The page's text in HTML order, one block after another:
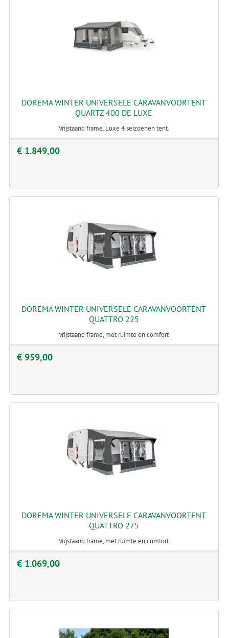
DOREMA WINTER UNIVERSELE CARAVANVOORTENT
QUARTZ 400 DE LUXE
Vrijstaand frame. Luxe 4 seizoenen tent.
€ 1.849,00
DOREMA WINTER UNIVERSELE CARAVANVOORTENT
QUATTRO 225
Vrijstaand frame, met ruimte en comfort
€ 959,00
DOREMA WINTER UNIVERSELE CARAVANVOORTENT
QUATTRO 275
Vrijstaand frame, met ruimte en comfort
€ 1.069,00